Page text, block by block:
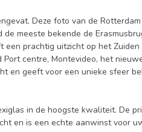
Deze foto van de
meeste bekende de
prachtig uitzicht op het
centre, Montevideo, het
en geeft voor een unieke sfeer
in de hoogste kwaliteit. De
en is een echte aanwinst voor